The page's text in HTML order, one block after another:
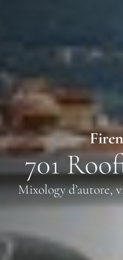
701
Mixology d’autore,